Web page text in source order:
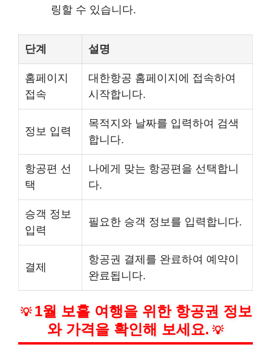
링할 수 있습니다.
단계 설명
홈페이지
접속
대한항공 홈페이지에 접속하여
시작합니다.
정보 입력
목적지와 날짜를 입력하여 검색
합니다.
항공편 선
택
나에게 맞는 항공편을 선택합니
다.
승객 정보
입력
필요한 승객 정보를 입력합니다.
결제
항공권 결제를 완료하여 예약이
완료됩니다.
💡 1월 보홀 여행을 위한 항공권 정보
와 가격을 확인해 보세요. 💡